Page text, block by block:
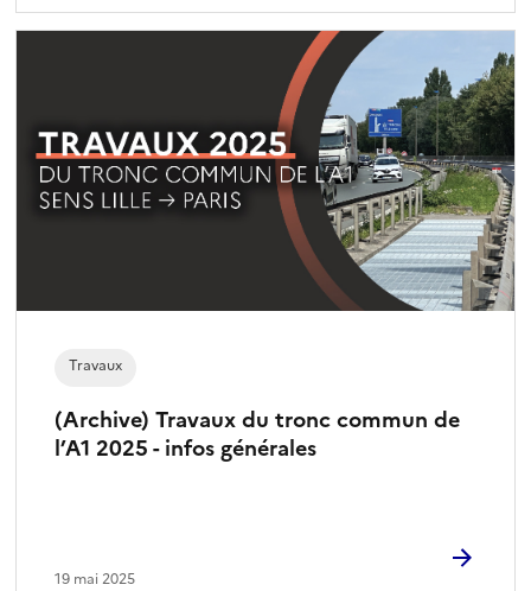
(Archive) Travaux du tronc commun de
l’A1 2025 - infos générales
Travaux
19 mai 2025